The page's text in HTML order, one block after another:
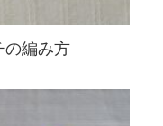
の編み方